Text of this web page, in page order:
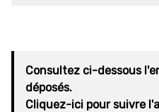
Consultez ci-dessous
déposés.
Cliquez-ici pour suivre